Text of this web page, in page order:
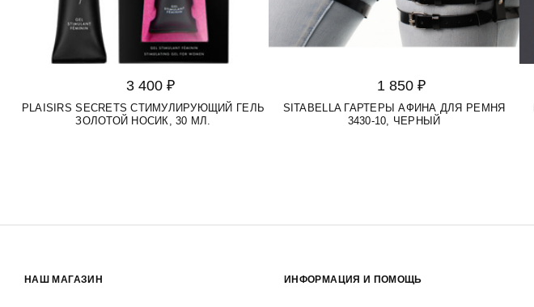
3 400 ₽
PLAISIRS SECRETS СТИМУЛИРУЮЩИЙ ГЕЛЬ
ЗОЛОТОЙ НОСИК, 30 МЛ.
1 850 ₽
SITABELLA ГАРТЕРЫ АФИНА ДЛЯ РЕМНЯ
3430-10, ЧЕРНЫЙ
НАШ МАГАЗИН ИНФОРМАЦИЯ И ПОМОЩЬ